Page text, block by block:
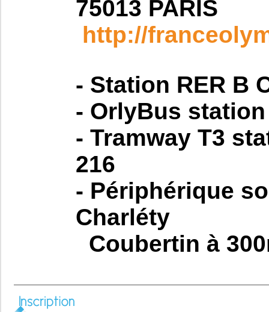
75013 PARIS
http://
- Station RER B
- OrlyBus
- Tramway T3
216
- Périphérique
Charléty
Coubertin à